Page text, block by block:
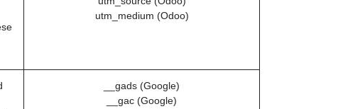
utm_medium (Odoo)
__gads (Google)
__gac (Google)